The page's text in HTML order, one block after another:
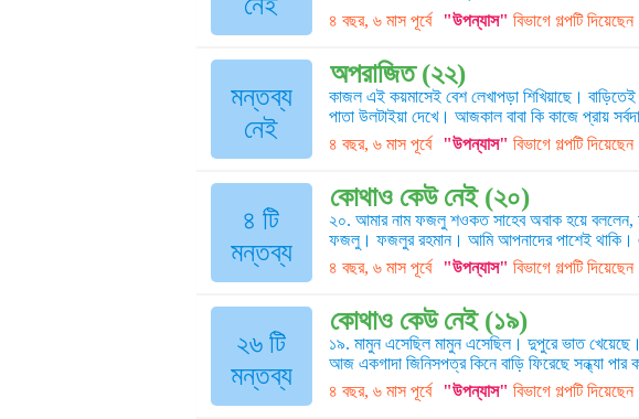
৪ বছর, ৬ মাস পূর্বে "উপন্যাস" বিভাগে গল্পটি দিয়েছেন
মন্তব্য
নেই
অপরাজিত (২২)
কাজল এই কয়মাসেই বেশ লেখাপড়া শিখিয়াছে।
পাতা উলটাইয়া দেখে। আজকাল বাবা কি কাজে প্রায়
৪ বছর, ৬ মাস পূর্বে "উপন্যাস" বিভাগে গল্পটি দিয়েছেন
৪ টি
মন্তব্য
কোথাও কেউ নেই (২০)
২০. আমার নাম ফজলু শওকত সাহেব অবাক হয়ে বললেন,
ফজলু। ফজলুর রহমান। আমি আপনাদের পাশেই থাকি।
৪ বছর, ৬ মাস পূর্বে "উপন্যাস" বিভাগে গল্পটি দিয়েছেন
২৬ টি
মন্তব্য
কোথাও কেউ নেই (১৯)
১৯. মামুন এসেছিল মামুন এসেছিল। দুপুরে ভাত
আজ একগাদা জিনিসপত্র কিনে বাড়ি ফিরেছে সন্ধ্যা
৪ বছর, ৬ মাস পূর্বে "উপন্যাস" বিভাগে গল্পটি দিয়েছেন